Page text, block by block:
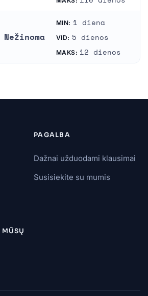
Nežinoma
MIN: 1 diena
VID: 5 dienos
MAKS: 12 dienos
PAGALBA
Dažnai užduodami klausimai
Susisiekite su mumis